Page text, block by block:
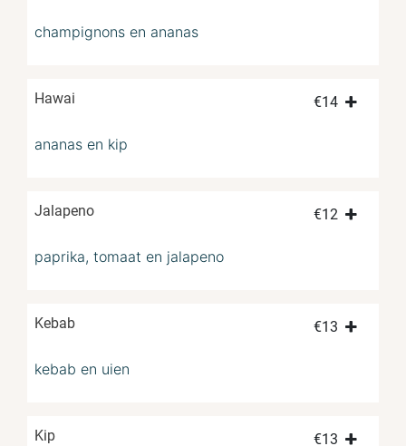
champignons en ananas
Hawai €14
ananas en kip
Jalapeno €12
paprika, tomaat en jalapeno
Kebab €13
kebab en uien
Kip €13